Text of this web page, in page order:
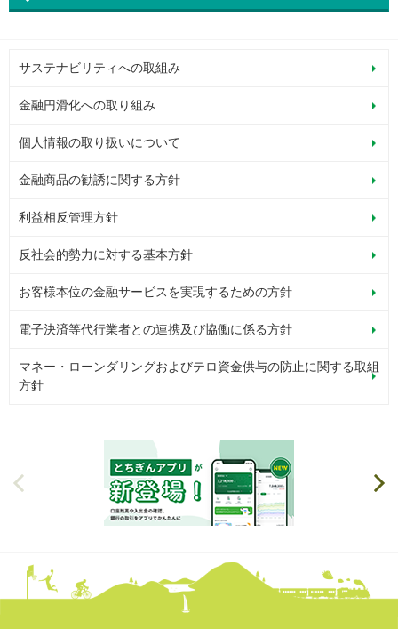
サステナビリティへの取組み
金融円滑化への取り組み
個人情報の取り扱いについて
金融商品の勧誘に関する方針
利益相反管理方針
反社会的勢力に対する基本方針
お客様本位の金融サービスを実現するための方針
電子決済等代行業者との連携及び協働に係る方針
マネー・ローンダリングおよびテロ資金供与の防止に関する取組
方針